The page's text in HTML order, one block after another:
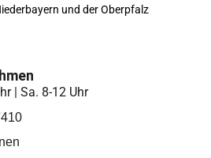
und der Oberpfalz
| Sa. 8-12 Uhr